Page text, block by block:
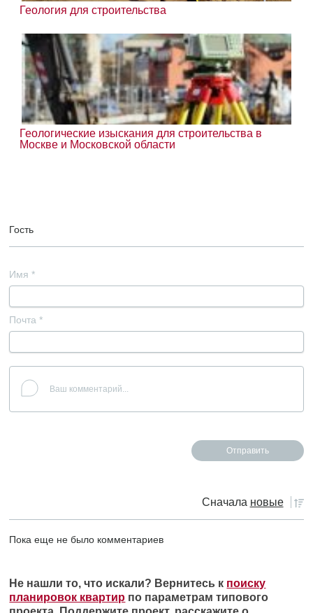
Геология для строительства
Геологические изыскания для строительства в
Москве и Московской области
Гость
Имя *
Почта *
Сначала новые
Пока еще не было комментариев
Не нашли то, что искали? Вернитесь к поиску
планировок квартир по параметрам типового